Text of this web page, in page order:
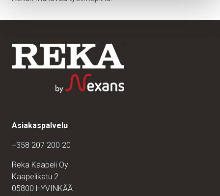
Asiakaspalvelu
+358 207 200 20
Reka Kaapeli Oy
Kaapelikatu 2
05800 HYVINKÄÄ